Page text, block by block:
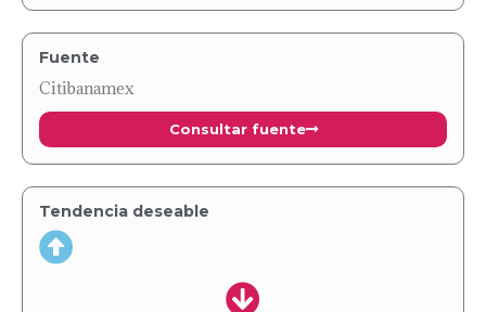
Fuente
Citibanamex
Consultar fuente
Tendencia deseable